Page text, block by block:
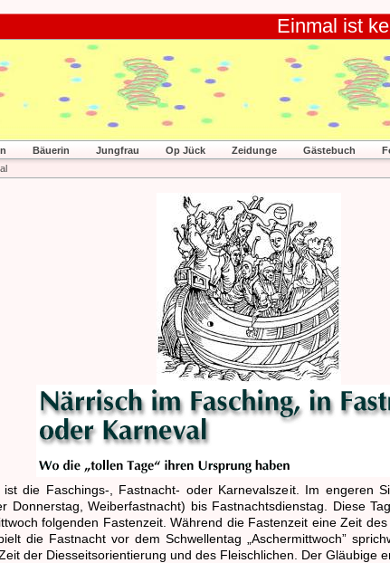
Einmal ist
Bäuerin Jungfrau Op Jück Zeidunge Gästebuch
die Faschings-, Fastnacht- oder Karnevalszeit. Im engeren
Donnerstag, Weiberfastnacht) bis Fastnachtsdienstag. Diese
folgenden Fastenzeit. Während die Fastenzeit eine Zeit
die Fastnacht vor dem Schwellentag „Aschermittwoch”
der Diesseitsorientierung und des Fleischlichen. Der Gläubige